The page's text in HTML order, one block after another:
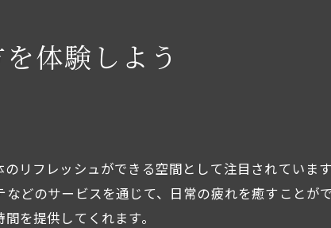
容室ならではの空間と技術の魅力
理容室の空間演出と心地よい技術の秘密
理容室空間で体感する非日常のくつろぎ方
常を豊かにする理容室でのひととき
体験しよう
リフレッシュができる空間として注目されていま
どのサービスを通じて、日常の疲れを癒すことが
を提供してくれます。